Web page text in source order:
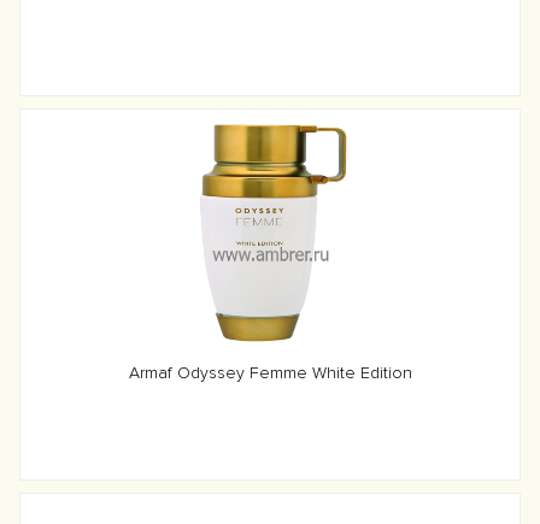
Armaf Odyssey Femme White Edition